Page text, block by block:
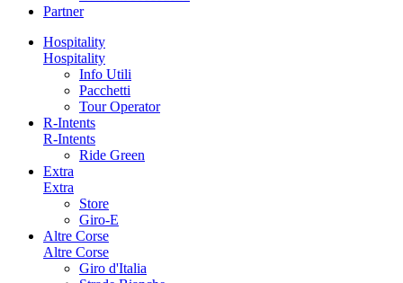
Partner
Hospitality
Hospitality
Info Utili
Pacchetti
Tour Operator
R-Intents
R-Intents
Ride Green
Extra
Extra
Store
Giro-E
Altre Corse
Altre Corse
Giro d'Italia